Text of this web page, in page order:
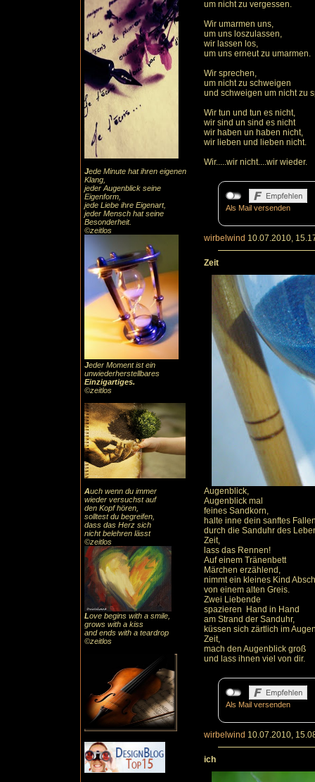
Jede Minute hat ihren eigenen
Klang,
jeder Augenblick seine
Eigenform,
jede Liebe ihre Eigenart,
jeder Mensch hat seine
Besonderheit.
©zeitlos
Jeder Moment ist ein
unwiederherstellbares
Einzigartiges.
©zeitlos
Auch wenn du immer
wieder versuchst auf
den Kopf hören,
solltest du begreifen,
dass das Herz sich
nicht belehren lässt
©zeitlos
Love begins with a smile,
grows with a kiss
and ends with a teardrop
©zeitlos
um nicht zu vergessen.
Wir umarmen uns,
um uns loszulassen,
wir lassen los,
um uns erneut zu umarmen.
Wir sprechen,
um nicht zu schweigen
und schweigen um nicht zu
Wir tun und tun es nicht,
wir sind un sind es nicht
wir haben un haben nicht,
wir lieben und lieben nicht.
Wir.....wir nicht....wir wieder.
Als Mail versenden
wirbelwind 10.07.2010,
Zeit
Augenblick,
Augenblick mal
feines Sandkorn,
halte inne dein sanftes
durch die Sanduhr des
Zeit,
lass das Rennen!
Auf einem Tränenbett
Märchen erzählend,
nimmt ein kleines Kind
von einem alten Greis.
Zwei Liebende
spazieren Hand in Hand
am Strand der Sanduhr,
küssen sich zärtlich im
Zeit,
mach den Augenblick groß
und lass ihnen viel von dir.
Als Mail versenden
wirbelwind 10.07.2010,
ich